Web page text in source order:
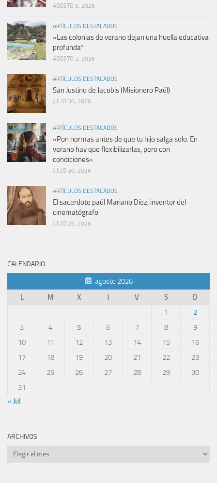
AGOSTO 5, 2026
ARTÍCULOS DESTACADOS
«Las colonias de verano dejan una huella educativa
profunda”
AGOSTO 2, 2026
ARTÍCULOS DESTACADOS
San Justino de Jacobis (Misionero Paúl)
JULIO 30, 2026
ARTÍCULOS DESTACADOS
«Pon normas antes de que tu hijo salga solo. En
verano hay que flexibilizarlas, pero con
condiciones»
JULIO 30, 2026
ARTÍCULOS DESTACADOS
El sacerdote paúl Mariano Díez, inventor del
cinematógrafo
JULIO 29, 2026
CALENDARIO
agosto 2026
L
M X J V S
D
1
2
3
4 5 6 7 8
9
10
11 12 13 14 15
16
17
18 19 20 21 22
23
24
25 26 27 28 29
30
31
« Jul
ARCHIVOS
Archivos